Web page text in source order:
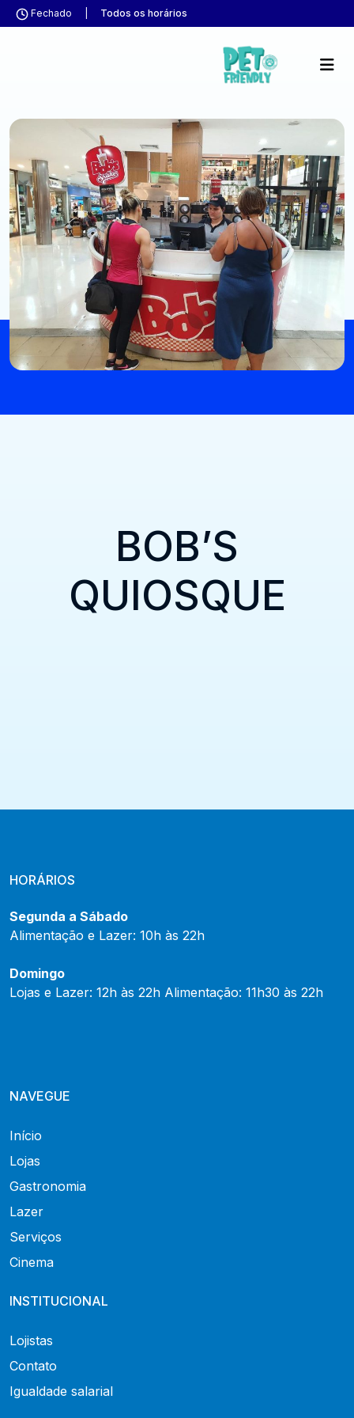
Fechado Todos os horários
BOB’S
QUIOSQUE
HORÁRIOS
Segunda a Sábado
Alimentação e Lazer: 10h às 22h
Domingo
Lojas e Lazer: 12h às 22h Alimentação: 11h30 às 22h
NAVEGUE
Início
Lojas
Gastronomia
Lazer
Serviços
Cinema
INSTITUCIONAL
Lojistas
Contato
Igualdade salarial